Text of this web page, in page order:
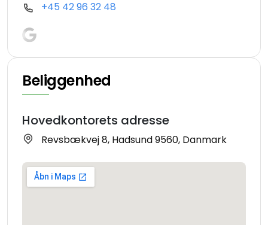
+45 42 96 32 48
Beliggenhed
Hovedkontorets adresse
Revsbækvej 8, Hadsund 9560, Danmark